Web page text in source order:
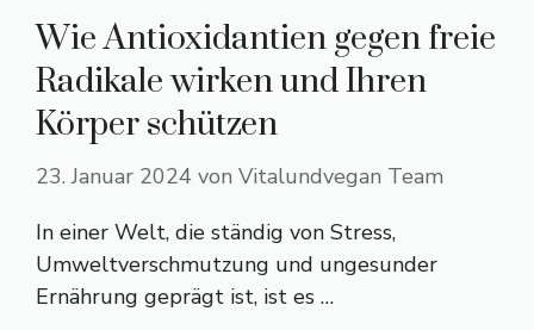
Wie Antioxidantien gegen freie
Radikale wirken und Ihren
Körper schützen
23. Januar 2024 von Vitalundvegan Team
In einer Welt, die ständig von Stress,
Umweltverschmutzung und ungesunder
Ernährung geprägt ist, ist es …